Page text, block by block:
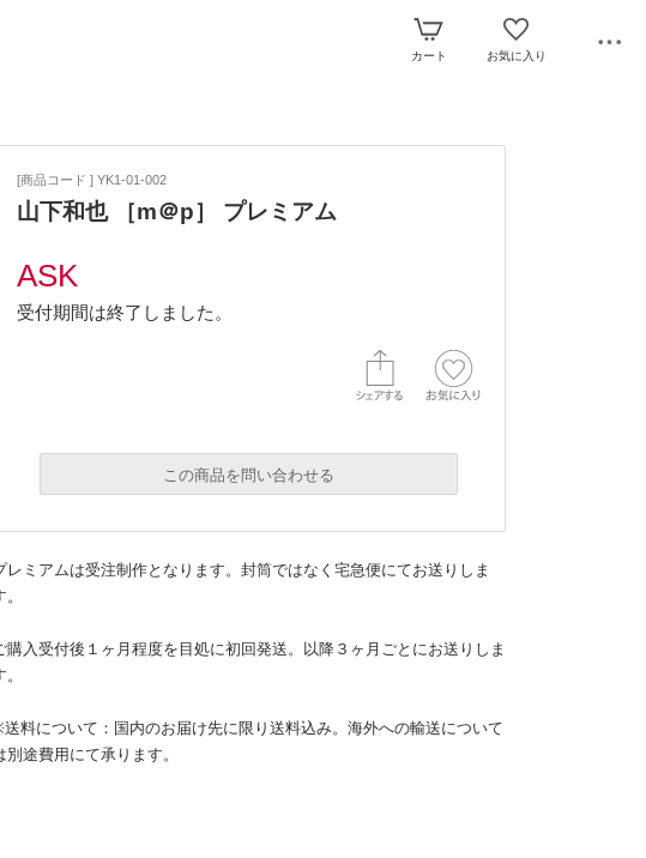
カート お気に入り
[商品コード ] YK1-01-002
山下和也 ［m＠p］ プレミアム
ASK
受付期間は終了しました。
この商品を問い合わせる
レミアムは受注制作となります。封筒ではなく宅急便にてお送りしま
。
購入受付後１ヶ月程度を目処に初回発送。以降３ヶ月ごとにお送りしま
。
料について：国内のお届け先に限り送料込み。海外への輸送について
別途費用にて承ります。